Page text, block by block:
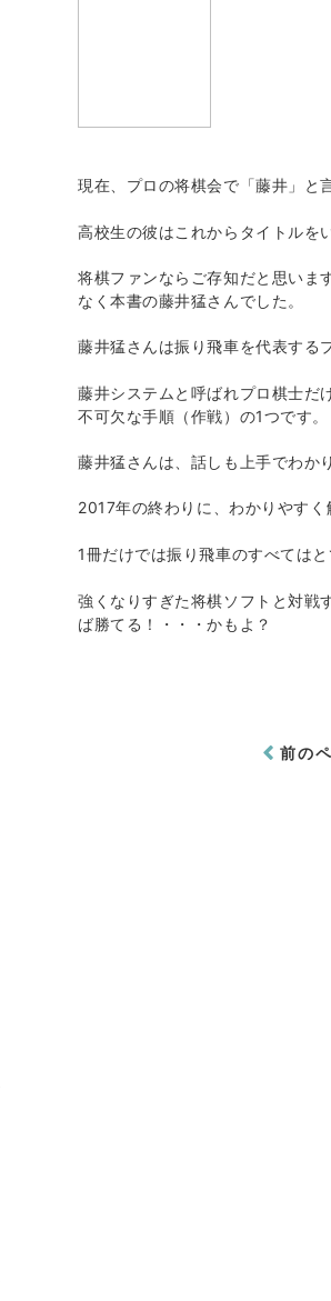
現在、プロの将棋会で「藤井」と
高校生の彼はこれからタイトルを
将棋ファンならご存知だと思いま
なく本書の藤井猛さんでした。
藤井猛さんは振り飛車を代表する
藤井システムと呼ばれプロ棋士だ
不可欠な手順（作戦）の1つです。
藤井猛さんは、話しも上手でわか
2017年の終わりに、わかりやすく
1冊だけでは振り飛車のすべては
強くなりすぎた将棋ソフトと対戦
ば勝てる！・・・かもよ？
前の